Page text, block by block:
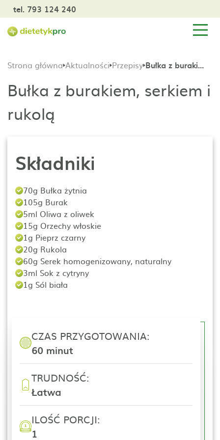
tel. 793 124 240
Strona główna Aktualności Przepisy Bułka z burakiem, serkiem i rukolą
Bułka z burakiem, serkiem i
rukolą
Składniki
70g Bułka żytnia
105g Burak
5ml Oliwa z oliwek
15g Orzechy włoskie
1g Pieprz czarny
20g Rukola
60g Serek homogenizowany, naturalny
3ml Sok z cytryny
1g Sól biała
CZAS PRZYGOTOWANIA:
60 minut
TRUDNOŚĆ:
Łatwa
ILOŚĆ PORCJI:
1